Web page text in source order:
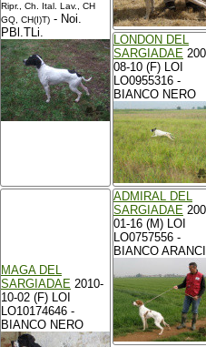
Ripr., Ch. Ital. Lav., CH
GQ, CH(I)T) - Noi.
PBl.TLi.
LONDON DEL
SARGIADAE
08-10 (F) LOI
LO0955316 -
BIANCO NERO
MAGA DEL
SARGIADAE 2010-
10-02 (F) LOI
LO10174646 -
BIANCO NERO
ADMIRAL DEL
SARGIADAE
01-16 (M) LOI
LO0757556 -
BIANCO